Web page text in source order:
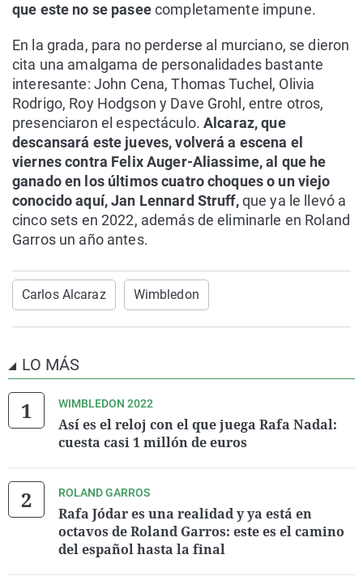
que este no se paseecompletamente impune.
En la grada, para no perderse al murciano, se dieron
cita una amalgama de personalidades bastante
interesante: John Cena, Thomas Tuchel, Olivia
Rodrigo, Roy Hodgson y Dave Grohl, entre otros,
presenciaron el espectáculo.Alcaraz, que
descansará este jueves, volverá a escena el
viernes contra Felix Auger-Aliassime, al que he
ganado en los últimos cuatro choques o un viejo
conocido aquí, Jan Lennard Struff,que ya le llevó a
cinco sets en 2022, además de eliminarle en Roland
Garros un año antes.
Carlos Alcaraz Wimbledon
LO MÁS
WIMBLEDON 2022
Así es el reloj con el que juega Rafa Nadal:
cuesta casi 1 millón de euros
ROLAND GARROS
Rafa Jódar es una realidad y ya está en
octavos de Roland Garros: este es el camino
del español hasta la final